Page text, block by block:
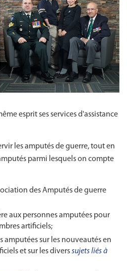
esprit ses services d'assistance
les amputés de guerre, tout en
parmi lesquels on compte
des Amputés de guerre
aux personnes amputées pour
artificiels;
amputées sur les nouveautés en
et sur les diverssujets liés à